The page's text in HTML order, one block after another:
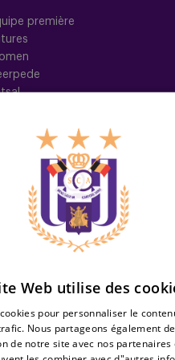
première
memberships
Silver
Gold
Ket
Web utilise des
pour personnaliser le
Nous partageons également
de notre site avec nos partenaires